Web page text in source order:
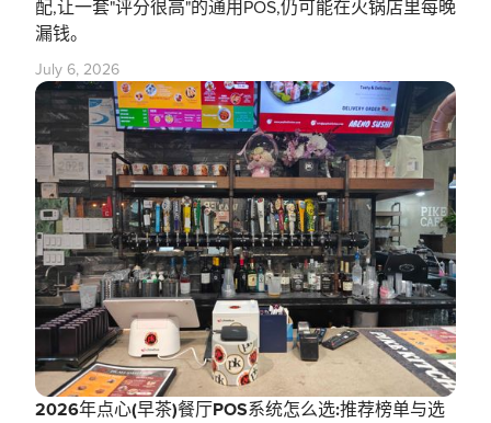
配,让一套"评分很高"的通用POS,仍可能在火锅店里每晚
漏钱。
July 6, 2026
2026年点心(早茶)餐厅POS系统怎么选:推荐榜单与选